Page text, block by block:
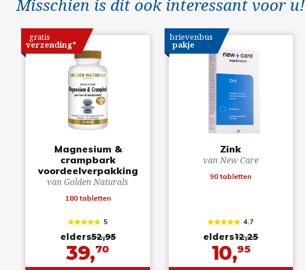
Misschien is dit ook interessant voor u!
Magnesium &
crampbark
voordeelverpakking
van Golden Naturals
180 tabletten
gratis
verzending*
5
elders52,95
39,70
Zink
van New Care
90 tabletten
brievenbus
pakje
4.7
elders12,25
10,95